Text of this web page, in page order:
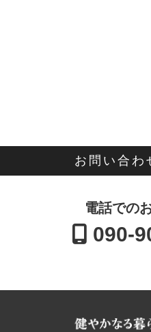
お問い合わ
電話での
090-